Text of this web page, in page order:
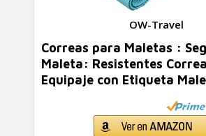
OW-Travel
Correas para Maletas :
Maleta: Resistentes
Equipaje con Etiqueta